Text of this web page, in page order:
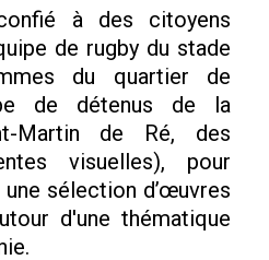
à des citoyens
de rugby du stade
du quartier de
de détenus de la
Martin de Ré, des
visuelles), pour
sélection d’œuvres
d'une thématique